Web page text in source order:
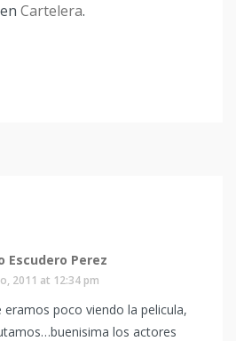
Cartelera.
Escudero Perez
2011 at 12:34 pm
eramos poco viendo la pelicula,
los actores